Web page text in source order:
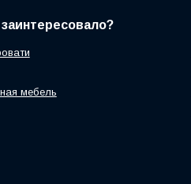
мебель